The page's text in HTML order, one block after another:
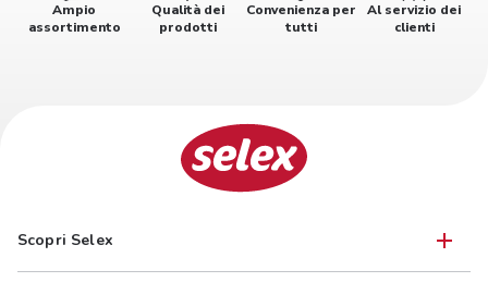
Ampio
assortimento
Qualità dei
prodotti
Convenienza per
tutti
Al servizio dei
clienti
Scopri Selex